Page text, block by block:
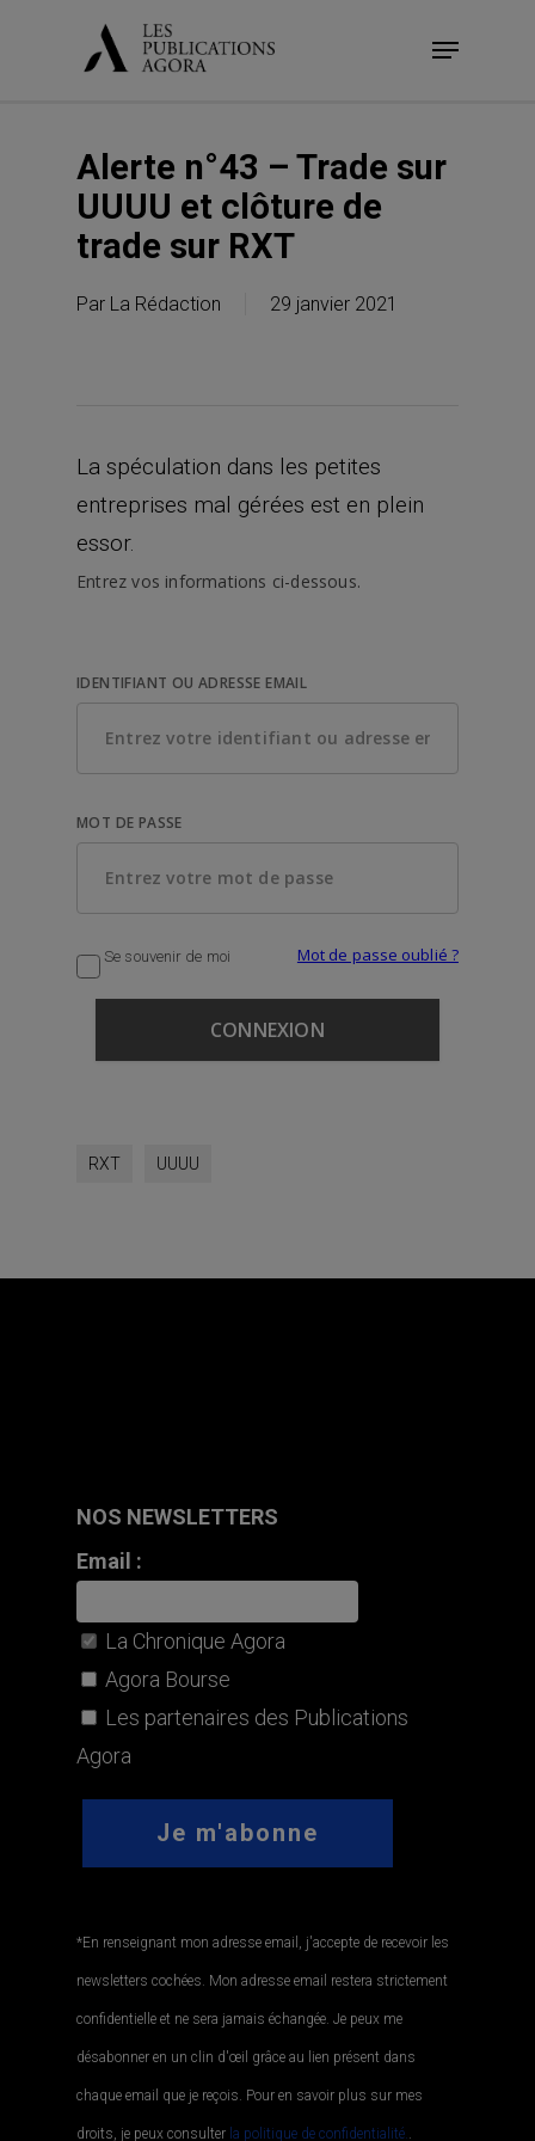
Menu
Alerte n°43 – Trade sur
UUUU et clôture de
trade sur RXT
Par La Rédaction 29 janvier 2021
La spéculation dans les petites
entreprises mal gérées est en plein
essor.
Entrez vos informations ci-dessous.
IDENTIFIANT OU ADRESSE EMAIL
MOT DE PASSE
Se souvenir de moi Mot de passe oublié ?
RXT UUUU
NOS NEWSLETTERS
Email :
La Chronique Agora
Agora Bourse
Les partenaires des Publications
Agora
*En renseignant mon adresse email, j'accepte de recevoir les
newsletters cochées. Mon adresse email restera strictement
confidentielle et ne sera jamais échangée. Je peux me
désabonner en un clin d'œil grâce au lien présent dans
chaque email que je reçois. Pour en savoir plus sur mes
droits, je peux consulter la politique de confidentialité..